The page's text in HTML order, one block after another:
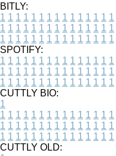
BITLY:
1 1 1 1 1 1 1 1 1 1 1 1 1 1 1
1 1 1 1 1 1 1 1 1 1 1 1 1 1 1
1 1 1 1 1 1 1 1 1 1 1 1 1 1 1
SPOTIFY:
1 1 1 1 1 1 1 1 1 1 1 1 1 1 1
1 1 1 1 1 1 1 1 1 1 1 1 1 1 1
1 1 1 1 1 1 1 1 1 1 1 1 1 1 1
CUTTLY BIO:
1
1 1 1 1 1 1 1 1 1 1 1 1 1 1 1
1 1 1 1 1 1 1 1 1 1 1 1 1 1 1
1 1 1 1 1 1 1 1 1 1 1 1 1 1 1
CUTTLY OLD: